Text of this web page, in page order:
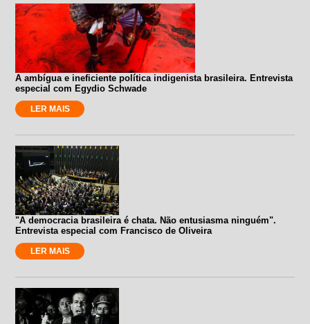
A ambígua e ineficiente política indigenista brasileira. Entrevista
especial com Egydio Schwade
LER MAIS
"A democracia brasileira é chata. Não entusiasma ninguém".
Entrevista especial com Francisco de Oliveira
LER MAIS